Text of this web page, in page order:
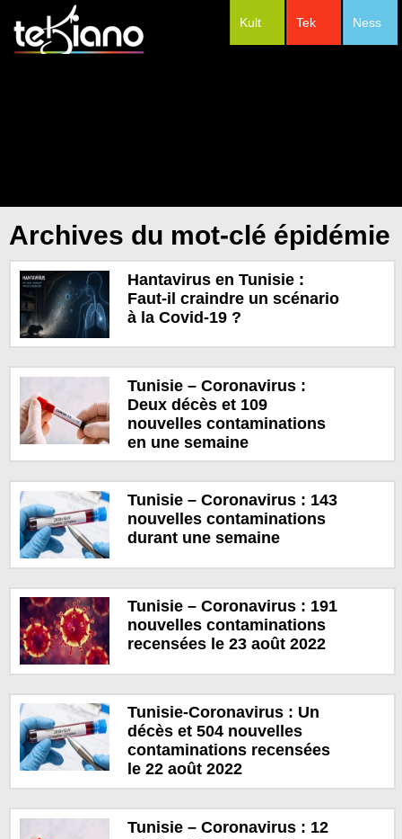
Ness
Tek
Kult
Archives du mot-clé épidémie
Hantavirus en Tunisie :
Faut-il craindre un scénario
à la Covid-19 ?
Tunisie – Coronavirus :
Deux décès et 109
nouvelles contaminations
en une semaine
Tunisie – Coronavirus : 143
nouvelles contaminations
durant une semaine
Tunisie – Coronavirus : 191
nouvelles contaminations
recensées le 23 août 2022
Tunisie-Coronavirus : Un
décès et 504 nouvelles
contaminations recensées
le 22 août 2022
Tunisie – Coronavirus : 12